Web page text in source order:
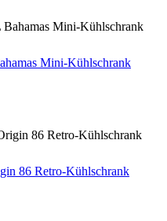
Mini-Kühlschrank
86 Retro-Kühlschrank